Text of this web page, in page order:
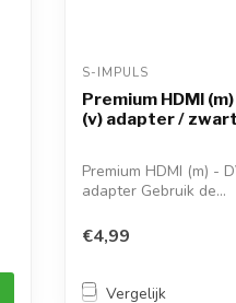
S-IMPULS
Premium HDMI
(v) adapter / zwart
Premium HDMI (m) -
adapter Gebruik de...
€4,99
Vergelijk